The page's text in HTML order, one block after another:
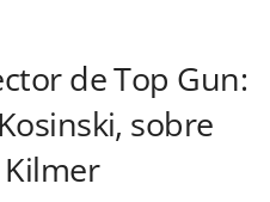
de Top Gun:
sobre